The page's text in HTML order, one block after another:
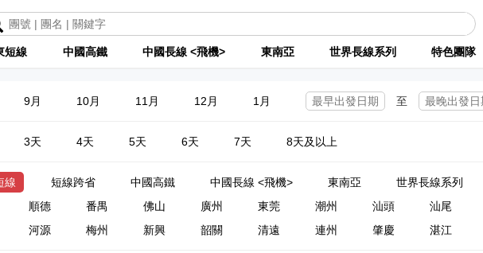
短線 中國高鐵 中國長線 <飛機> 東南亞 世界長線系列 特色團隊
9月 10月 11月 12月 1月 至
3天 4天 5天 6天 7天 8天及以上
線 短線跨省 中國高鐵 中國長線 <飛機> 東南亞 世界長線系列
順德 番禺 佛山 廣州 東莞 潮州 汕頭 汕尾
河源 梅州 新興 韶關 清遠 連州 肇慶 湛江